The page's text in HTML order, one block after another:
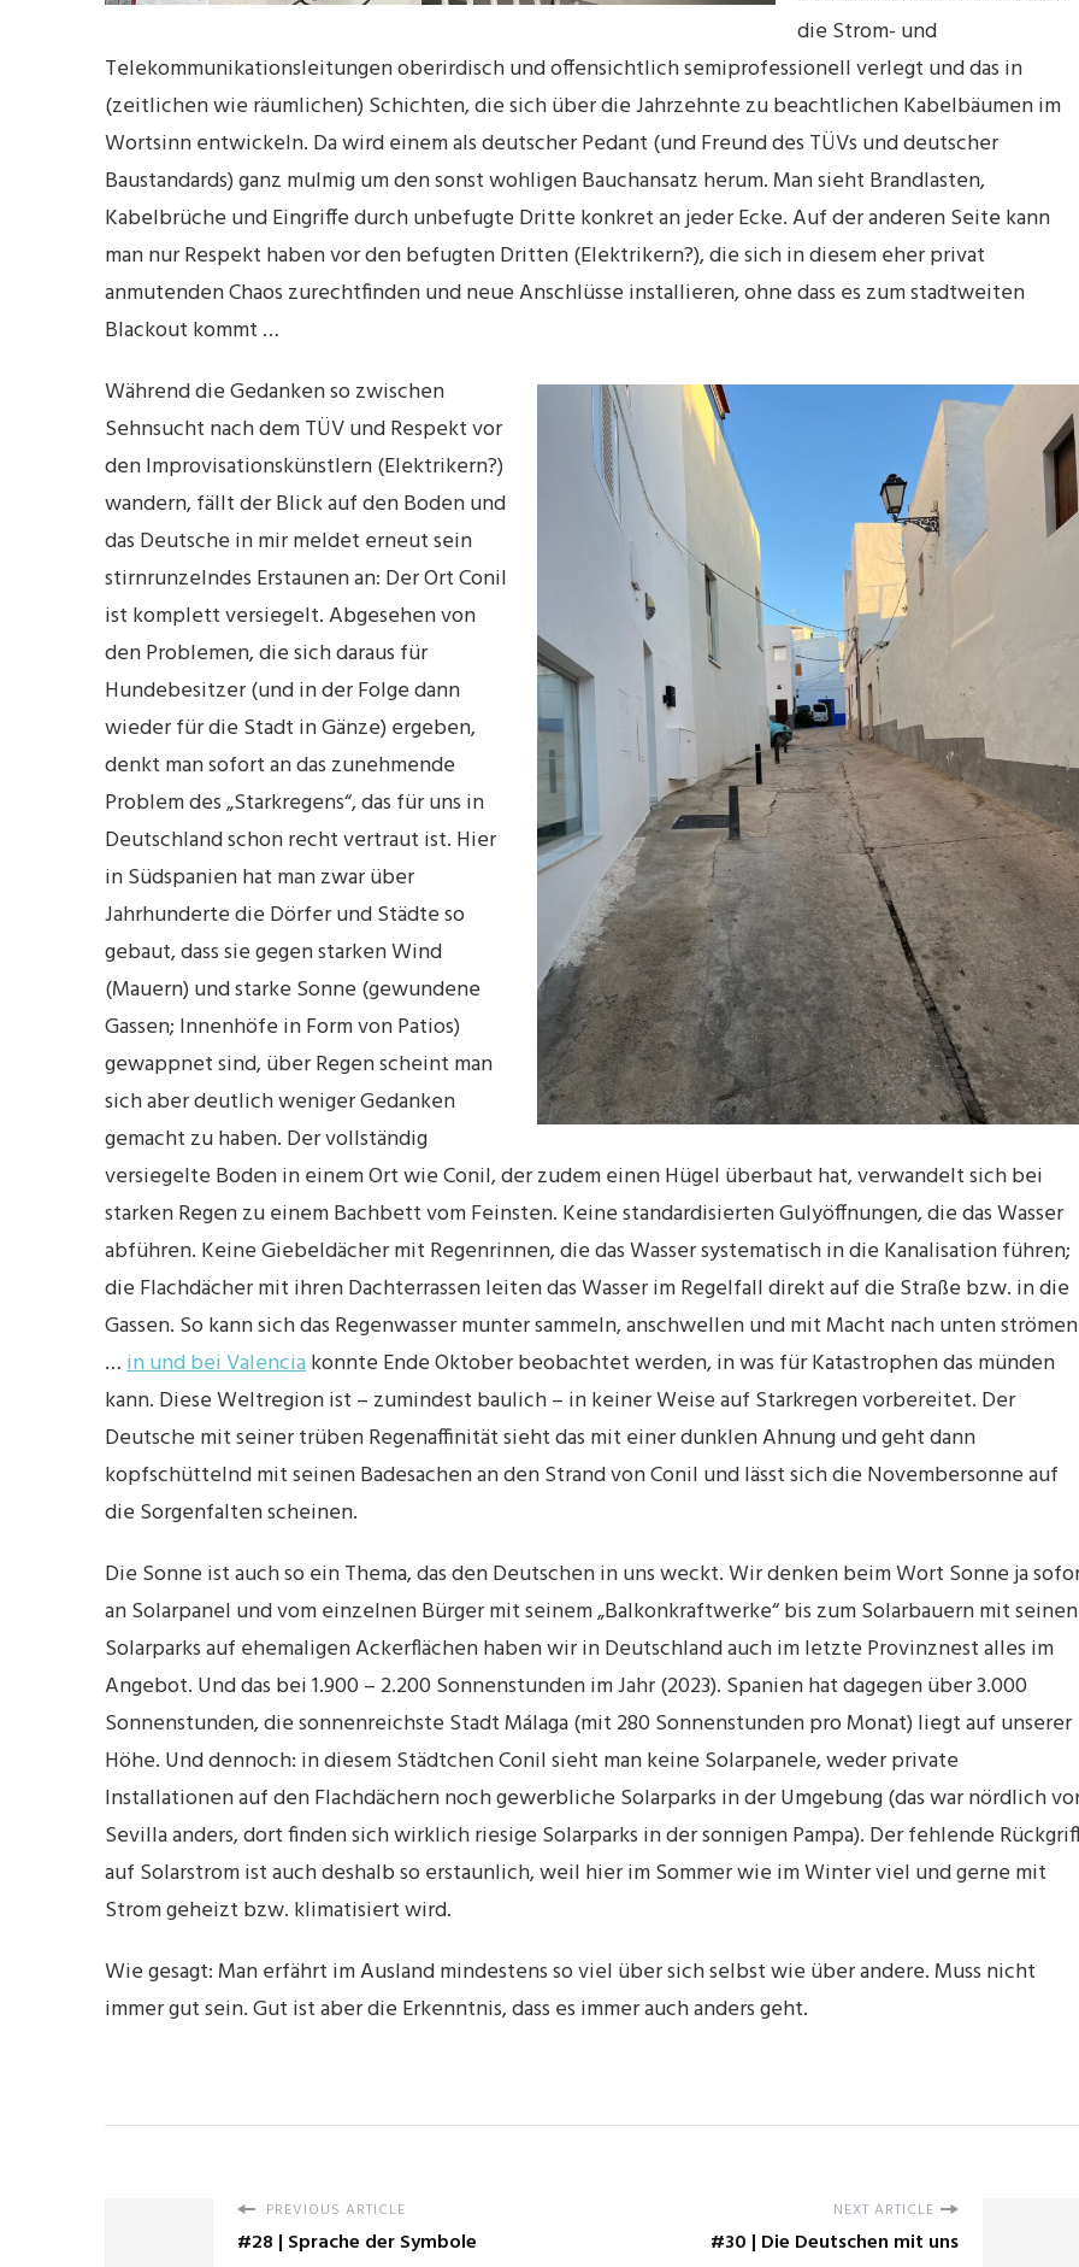
die Strom- und
Telekommunikationsleitungen oberirdisch und offensichtlich semiprofessionell verlegt und das in
(zeitlichen wie räumlichen) Schichten, die sich über die Jahrzehnte zu beachtlichen Kabelbäumen im
Wortsinn entwickeln. Da wird einem als deutscher Pedant (und Freund des TÜVs und deutscher
Baustandards) ganz mulmig um den sonst wohligen Bauchansatz herum. Man sieht Brandlasten,
Kabelbrüche und Eingriffe durch unbefugte Dritte konkret an jeder Ecke. Auf der anderen Seite kann
man nur Respekt haben vor den befugten Dritten (Elektrikern?), die sich in diesem eher privat
anmutenden Chaos zurechtfinden und neue Anschlüsse installieren, ohne dass es zum stadtweiten
Blackout kommt …
Während die Gedanken so zwischen
Sehnsucht nach dem TÜV und Respekt vor
den Improvisationskünstlern (Elektrikern?)
wandern, fällt der Blick auf den Boden und
das Deutsche in mir meldet erneut sein
stirnrunzelndes Erstaunen an: Der Ort Conil
ist komplett versiegelt. Abgesehen von
den Problemen, die sich daraus für
Hundebesitzer (und in der Folge dann
wieder für die Stadt in Gänze) ergeben,
denkt man sofort an das zunehmende
Problem des „Starkregens“, das für uns in
Deutschland schon recht vertraut ist. Hier
in Südspanien hat man zwar über
Jahrhunderte die Dörfer und Städte so
gebaut, dass sie gegen starken Wind
(Mauern) und starke Sonne (gewundene
Gassen; Innenhöfe in Form von Patios)
gewappnet sind, über Regen scheint man
sich aber deutlich weniger Gedanken
gemacht zu haben. Der vollständig
versiegelte Boden in einem Ort wie Conil, der zudem einen Hügel überbaut hat, verwandelt sich bei
starken Regen zu einem Bachbett vom Feinsten. Keine standardisierten Gulyöffnungen, die das Wasser
abführen. Keine Giebeldächer mit Regenrinnen, die das Wasser systematisch in die Kanalisation führen;
die Flachdächer mit ihren Dachterrassen leiten das Wasser im Regelfall direkt auf die Straße bzw. in die
Gassen. So kann sich das Regenwasser munter sammeln, anschwellen und mit Macht nach unten strömen
…in und bei Valenciakonnte Ende Oktober beobachtet werden, in was für Katastrophen das münden
kann. Diese Weltregion ist – zumindest baulich – in keiner Weise auf Starkregen vorbereitet. Der
Deutsche mit seiner trüben Regenaffinität sieht das mit einer dunklen Ahnung und geht dann
kopfschüttelnd mit seinen Badesachen an den Strand von Conil und lässt sich die Novembersonne auf
die Sorgenfalten scheinen.
Die Sonne ist auch so ein Thema, das den Deutschen in uns weckt. Wir denken beim Wort Sonne ja
an Solarpanel und vom einzelnen Bürger mit seinem „Balkonkraftwerke“ bis zum Solarbauern mit seinen
Solarparks auf ehemaligen Ackerflächen haben wir in Deutschland auch im letzte Provinznest alles im
Angebot. Und das bei 1.900 – 2.200 Sonnenstunden im Jahr (2023). Spanien hat dagegen über 3.000
Sonnenstunden, die sonnenreichste Stadt Málaga (mit 280 Sonnenstunden pro Monat) liegt auf unserer
Höhe. Und dennoch: in diesem Städtchen Conil sieht man keine Solarpanele, weder private
Installationen auf den Flachdächern noch gewerbliche Solarparks in der Umgebung (das war nördlich
Sevilla anders, dort finden sich wirklich riesige Solarparks in der sonnigen Pampa). Der fehlende
auf Solarstrom ist auch deshalb so erstaunlich, weil hier im Sommer wie im Winter viel und gerne mit
Strom geheizt bzw. klimatisiert wird.
Wie gesagt: Man erfährt im Ausland mindestens so viel über sich selbst wie über andere. Muss nicht
immer gut sein. Gut ist aber die Erkenntnis, dass es immer auch anders geht.
PREVIOUS ARTICLE
#28 | Sprache der Symbole
NEXT ARTICLE
#30 | Die Deutschen mit uns